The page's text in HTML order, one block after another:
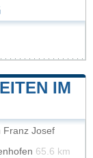
IM
Franz Josef
65.6 km